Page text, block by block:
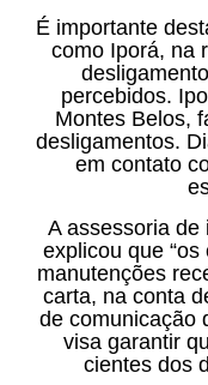
É importante
como Iporá, na
percebidos.
Montes Belos,
desligamentos.
em contato
A assessoria de
explicou que
manutenções
carta, na conta
de comunicação
visa garantir
cientes dos